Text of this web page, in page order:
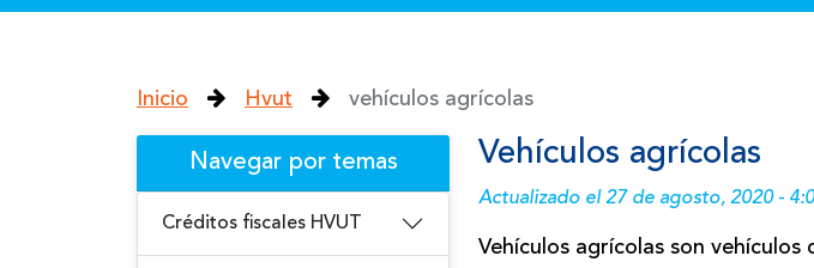
Inicio Hvut vehículos agrícolas
Navegar por temas
Créditos fiscales HVUT
Vehículos agrícolas
Actualizado el 27 de agosto, 2020 -
Vehículos agrícolas son